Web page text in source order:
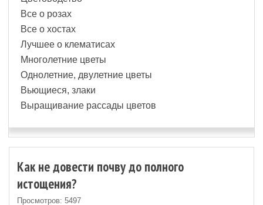
Все о розах
Все о хостах
Лучшее о клематисах
Многолетние цветы
Однолетние, двулетние цветы
Вьющиеся, злаки
Выращивание рассады цветов
Как не довести почву до полного
истощения?
Просмотров: 5497